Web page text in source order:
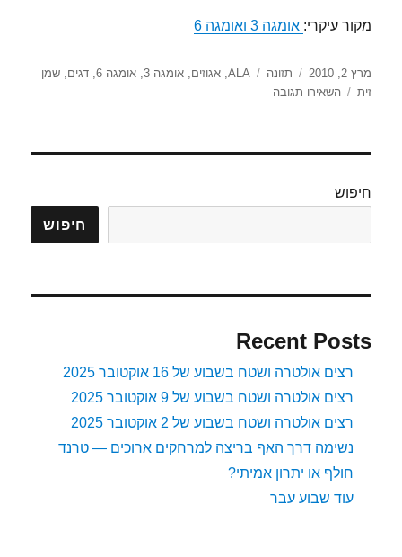
מקור עיקרי: אומגה 3 ואומגה 6
פורסם
בתאריך
מרץ 2, 2010 קטגוריות
תזונה תגיות
ALA
,אגוזים,אומגה 3 ,אומגה 6 ,דגים,שמן
זית
השאירו תגובה
חיפוש
חיפוש
Recent Posts
רצים אולטרה ושטח בשבוע של 16 אוקטובר 2025
רצים אולטרה ושטח בשבוע של 9 אוקטובר 2025
רצים אולטרה ושטח בשבוע של 2 אוקטובר 2025
נשימה דרך האף בריצה למרחקים ארוכים — טרנד
חולף או יתרון אמיתי?
עוד שבוע עבר